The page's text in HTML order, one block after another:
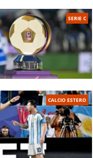
SERIE C
CALCIO ESTERO